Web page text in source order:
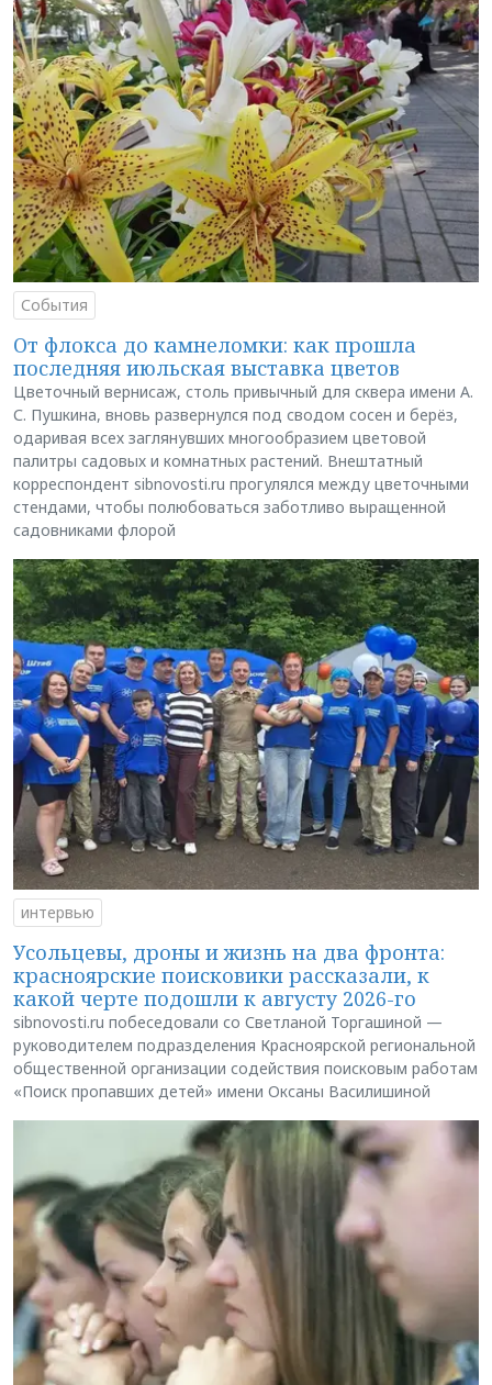
События
От флокса до камнеломки: как прошла
последняя июльская выставка цветов
Цветочный вернисаж, столь привычный для сквера имени А.
С. Пушкина, вновь развернулся под сводом сосен и берёз,
одаривая всех заглянувших многообразием цветовой
палитры садовых и комнатных растений. Внештатный
корреспондент sibnovosti.ru прогулялся между цветочными
стендами, чтобы полюбоваться заботливо выращенной
садовниками флорой
интервью
Усольцевы, дроны и жизнь на два фронта:
красноярские поисковики рассказали, к
какой черте подошли к августу 2026-го
sibnovosti.ru побеседовали со Светланой Торгашиной —
руководителем подразделения Красноярской региональной
общественной организации содействия поисковым работам
«Поиск пропавших детей» имени Оксаны Василишиной